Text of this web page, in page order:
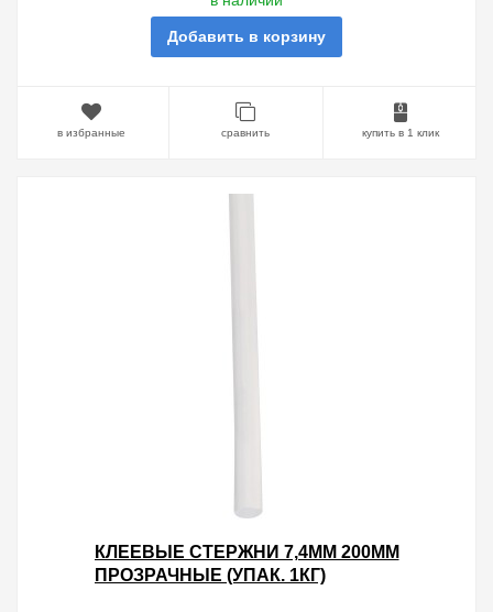
Добавить в корзину
в избранные сравнить купить в 1 клик
КЛЕЕВЫЕ СТЕРЖНИ 7,4ММ 200ММ
ПРОЗРАЧНЫЕ (УПАК. 1КГ)